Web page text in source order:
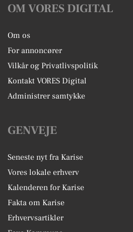
OM VORES DIGITAL
Om os
For annoncører
Vilkår og Privatlivspolitik
Kontakt VORES Digital
Administrer samtykke
GENVEJE
Seneste nyt fra Karise
Vores lokale erhverv
Kalenderen for Karise
Fakta om Karise
Erhvervsartikler